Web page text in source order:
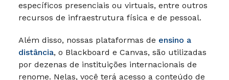
específicos presenciais ou virtuais, entre outros
recursos de infraestrutura física e de pessoal.
Além disso, nossas plataformas de ensino a
distância, o Blackboard e Canvas, são utilizadas
por dezenas de instituições internacionais de
renome. Nelas, você terá acesso a conteúdo de